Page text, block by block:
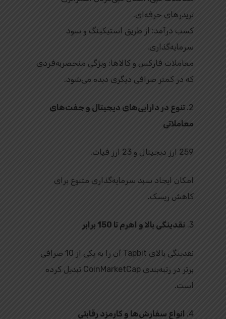
تریدرهای حرفه‌ای.
کسب درآمد: از طریق استیکینگ و سود
سرمایه‌گذاری.
معاملات فارکس و کالاها: ویژگی منحصربه‌فردی
که در کمتر صرافی دیگری دیده می‌شود.
2. تنوع در دارایی‌های دیجیتال و جفت‌های
معاملاتی
259 ارز دیجیتال و 23 ارز فیات.
امکان ایجاد سبد سرمایه‌گذاری متنوع برای
کاهش ریسک.
3. نقدینگی بالا و اهرم تا 150 برابر
نقدینگی بالای Tapbit آن را به یکی از 10 صرافی
برتر در رتبه‌بندی CoinMarketCap تبدیل کرده
است.
4. انواع سفارش‌ها و کارمزد رقابتی